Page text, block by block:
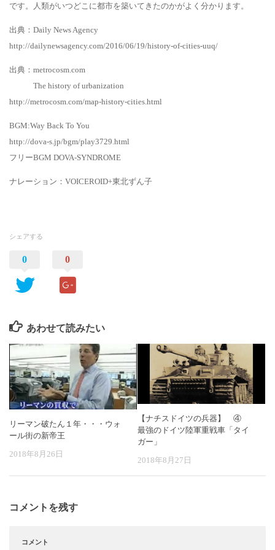
です。人類がいつどこに都市を築いてきたのかがよく分かります。
出典：Daily News Agency
http://dailynewsagency.com/2016/06/19/history-of-cities-uuq/
出典：metrocosm.com
The history of urbanization
http://metrocosm.com/map-history-cities.html
BGM:Way Back To You
http://dova-s.jp/bgm/play3729.html
フリーBGM DOVA-SYNDROME
ナレーション：VOICEROID+東北ずん子
シェアする
0 0
あわせて読みたい
リーマン破たん１年・・・ウォ
ール街の新帝王
2018年8月26日
【ナチスドイツの兵器】 ④
最強のドイツ陸軍重戦車「タイ
ガー」
2018年8月27日
コメントを残す
コメント